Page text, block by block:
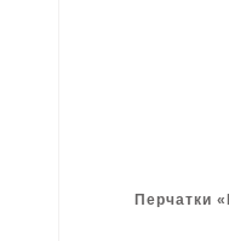
Перчатки